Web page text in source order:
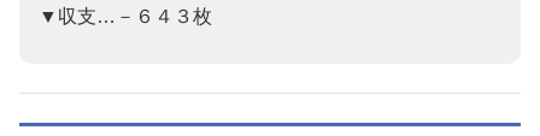
▼収支…－６４３枚